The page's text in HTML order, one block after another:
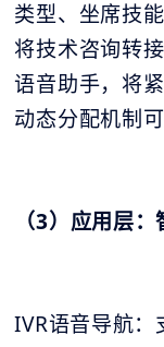
类型、坐席技
将技术咨询转
语音助手，将
动态分配机制
（3）应用层
IVR语音导航